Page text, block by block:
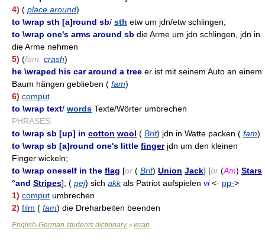
4) ( place around)
to \wrap sth [a]round sb/ sth etw um jdn/etw schlingen;
to \wrap one's arms around sb die Arme um jdn schlingen, jdn in
die Arme nehmen
5) (fam: crash)
he \wraped his car around a tree er ist mit seinem Auto an einem
Baum hängen geblieben ( fam)
6) comput
to \wrap text/ words Texte/Wörter umbrechen
PHRASES:
to \wrap sb [up] in cotton wool ( Brit) jdn in Watte packen ( fam)
to \wrap sb [a]round one's little fingerjdn um den kleinen
Finger wickeln;
to \wrap oneself in the flag [or ( Brit) Union Jack] [or (Am) Stars
°and Stripes]; ( pej) sich akkals Patriot aufspielen vi<- pp->
1) comput umbrechen
2) film ( fam) die Dreharbeiten beenden
English-German students dictionary> wrap